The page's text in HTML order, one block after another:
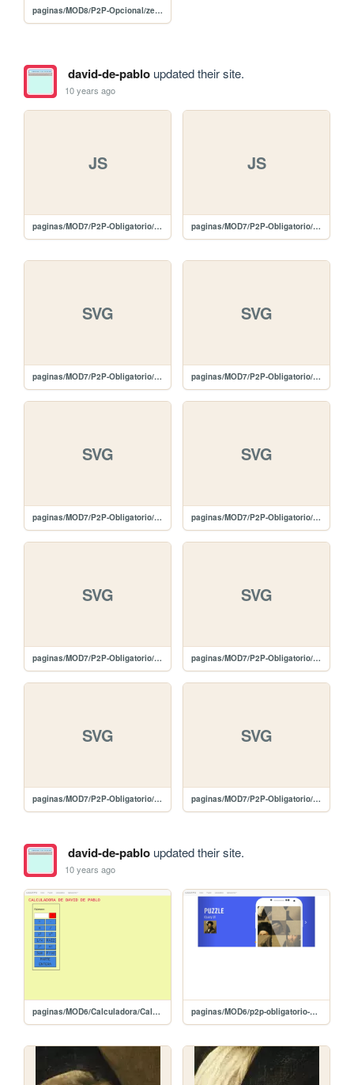
paginas/MOD8/P2P-Opcional/zepto.min.js
david-de-pabloupdated their site.
10 years ago
JS
paginas/MOD7/P2P-Obligatorio/javascript/jquery-2.1.4.min.js
JS
paginas/MOD7/P2P-Obligatorio/javascript/galeria.js
SVG
paginas/MOD7/P2P-Obligatorio/images/plus-white.svg
SVG
paginas/MOD7/P2P-Obligatorio/images/plus-black.svg
SVG
paginas/MOD7/P2P-Obligatorio/images/edit-white.svg
SVG
paginas/MOD7/P2P-Obligatorio/images/edit-black.svg
SVG
paginas/MOD7/P2P-Obligatorio/images/delete-white.svg
SVG
paginas/MOD7/P2P-Obligatorio/images/delete-black.svg
SVG
paginas/MOD7/P2P-Obligatorio/images/carat-u-white.svg
SVG
paginas/MOD7/P2P-Obligatorio/images/carat-u-black.svg
david-de-pabloupdated their site.
10 years ago
paginas/MOD6/Calculadora/Calculadora-JQUERY paginas/MOD6/p2p-obligatorio-mod6